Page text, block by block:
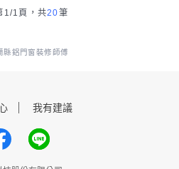
1/1頁， 共20筆
縣鋁門窗裝修師傅
我有建議